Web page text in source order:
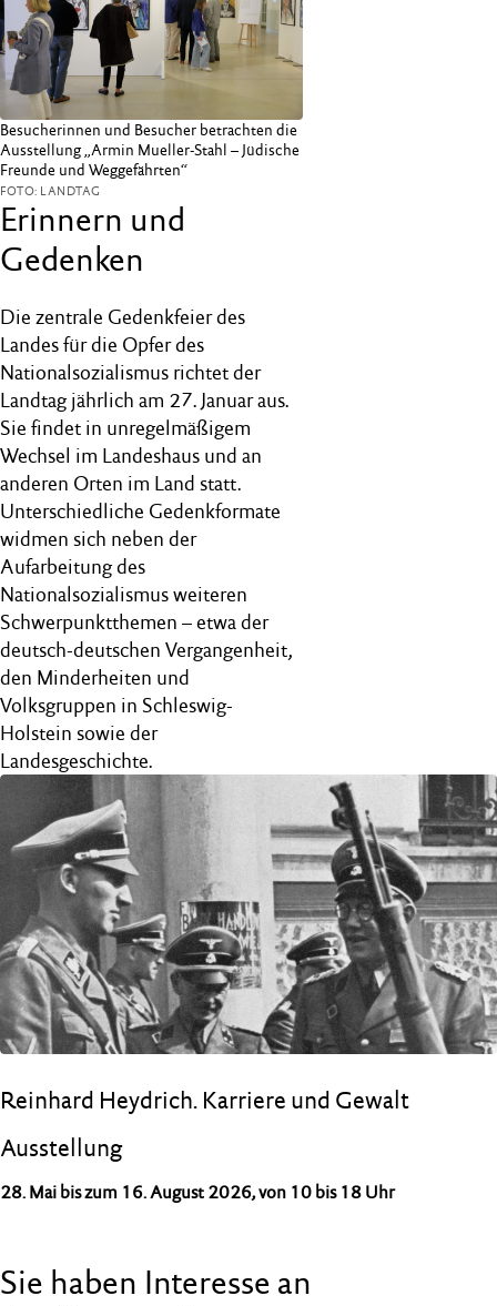
Besucherinnen und Besucher betrachten die
Ausstellung „Armin Mueller-Stahl – Jüdische
Freunde und Weggefährten“
FOTO: LANDTAG
Erinnern und
Gedenken
Die zentrale Gedenkfeier des
Landes für die Opfer des
Nationalsozialismus richtet der
Landtag jährlich am 27. Januar aus.
Sie findet in unregelmäßigem
Wechsel im Landeshaus und an
anderen Orten im Land statt.
Unterschiedliche Gedenkformate
widmen sich neben der
Aufarbeitung des
Nationalsozialismus weiteren
Schwerpunktthemen – etwa der
deutsch-deutschen Vergangenheit,
den Minderheiten und
Volksgruppen in Schleswig-
Holstein sowie der
Landesgeschichte.
Reinhard Heydrich. Karriere und Gewalt
Ausstellung
28. Mai bis zum 16. August 2026, von 10 bis 18 Uhr
Sie haben Interesse an